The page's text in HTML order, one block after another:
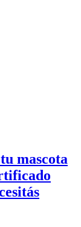
mascota